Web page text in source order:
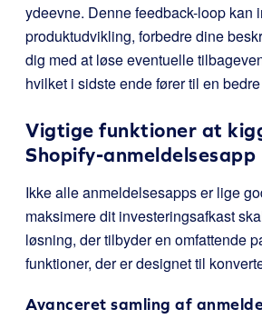
ydeevne. Denne feedback-loop kan
produktudvikling, forbedre dine
dig med at løse eventuelle
hvilket i sidste ende fører til en
Vigtige funktioner at
Shopify-anmeldelsesapp
Ikke alle anmeldelsesapps er lige
maksimere dit investeringsafkast
løsning, der tilbyder en omfattende
funktioner, der er designet til
Avanceret samling af